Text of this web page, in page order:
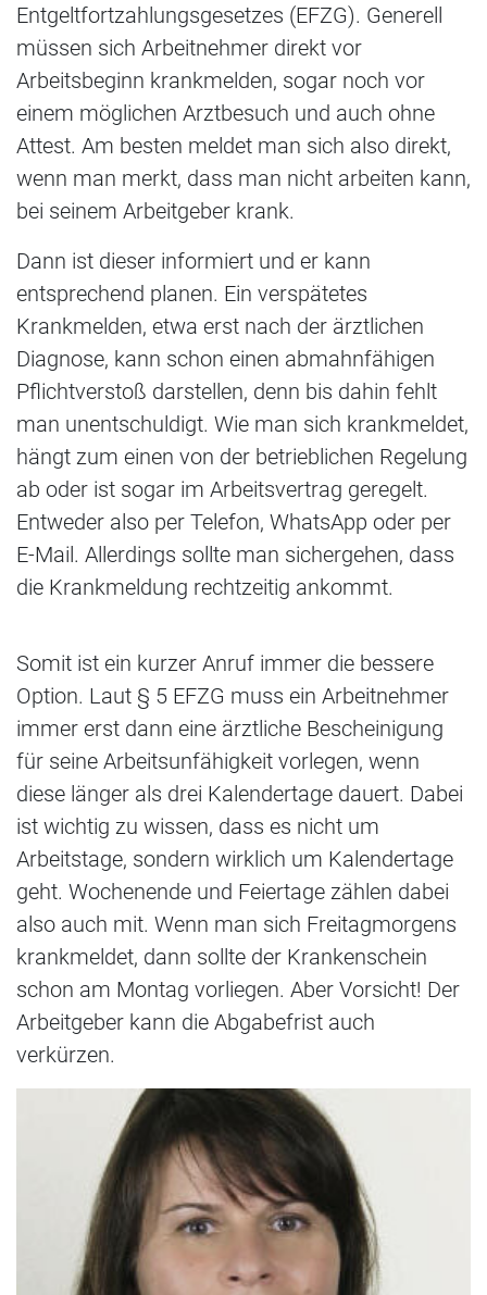
Entgeltfortzahlungsgesetzes (EFZG). Generell
müssen sich Arbeitnehmer direkt vor
Arbeitsbeginn krankmelden, sogar noch vor
einem möglichen Arztbesuch und auch ohne
Attest. Am besten meldet man sich also direkt,
wenn man merkt, dass man nicht arbeiten kann,
bei seinem Arbeitgeber krank.
Dann ist dieser informiert und er kann
entsprechend planen. Ein verspätetes
Krankmelden, etwa erst nach der ärztlichen
Diagnose, kann schon einen abmahnfähigen
Pflichtverstoß darstellen, denn bis dahin fehlt
man unentschuldigt. Wie man sich krankmeldet,
hängt zum einen von der betrieblichen Regelung
ab oder ist sogar im Arbeitsvertrag geregelt.
Entweder also per Telefon, WhatsApp oder per
E-Mail. Allerdings sollte man sichergehen, dass
die Krankmeldung rechtzeitig ankommt.
Somit ist ein kurzer Anruf immer die bessere
Option. Laut § 5 EFZG muss ein Arbeitnehmer
immer erst dann eine ärztliche Bescheinigung
für seine Arbeitsunfähigkeit vorlegen, wenn
diese länger als drei Kalendertage dauert. Dabei
ist wichtig zu wissen, dass es nicht um
Arbeitstage, sondern wirklich um Kalendertage
geht. Wochenende und Feiertage zählen dabei
also auch mit. Wenn man sich Freitagmorgens
krankmeldet, dann sollte der Krankenschein
schon am Montag vorliegen. Aber Vorsicht! Der
Arbeitgeber kann die Abgabefrist auch
verkürzen.